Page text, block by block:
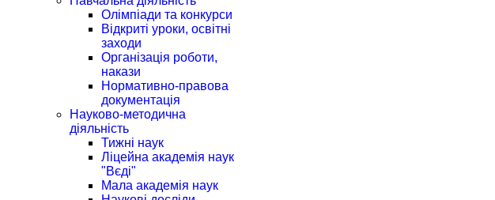
Олімпіади та конкурси
Відкриті уроки, освітні
заходи
Організація роботи,
накази
Нормативно-правова
документація
Науково-методична
діяльність
Тижні наук
Ліцейна академія наук
"Вєді"
Мала академія наук